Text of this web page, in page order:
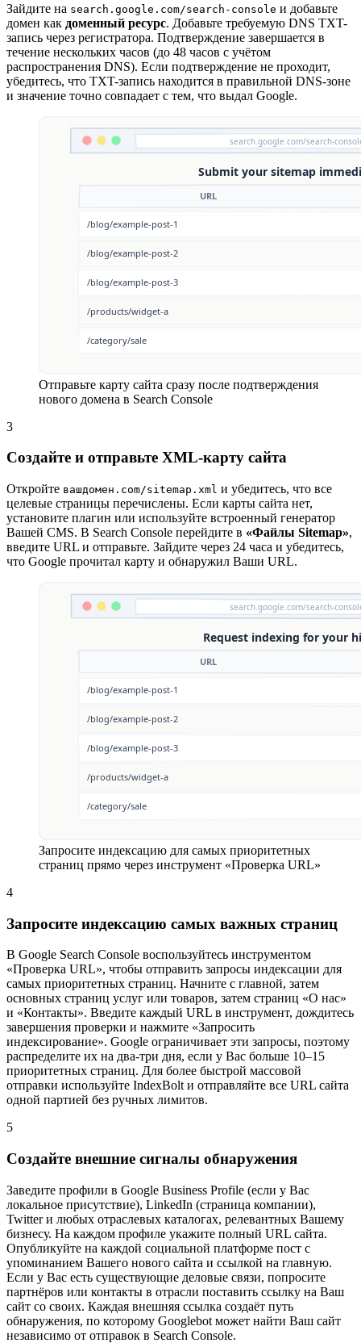
Зайдите на search.google.com/search-console и добавьте
домен как доменный ресурс. Добавьте требуемую DNS TXT-
запись через регистратора. Подтверждение завершается в
течение нескольких часов (до 48 часов с учётом
распространения DNS). Если подтверждение не проходит,
убедитесь, что TXT-запись находится в правильной DNS-зоне
и значение точно совпадает с тем, что выдал Google.
Отправьте карту сайта сразу после подтверждения
нового домена в Search Console
3
Создайте и отправьте XML-карту сайта
Откройте вашдомен.com/sitemap.xml и убедитесь, что все
целевые страницы перечислены. Если карты сайта нет,
установите плагин или используйте встроенный генератор
Вашей CMS. В Search Console перейдите в «Файлы Sitemap»,
введите URL и отправьте. Зайдите через 24 часа и убедитесь,
что Google прочитал карту и обнаружил Ваши URL.
Запросите индексацию для самых приоритетных
страниц прямо через инструмент «Проверка URL»
4
Запросите индексацию самых важных страниц
В Google Search Console воспользуйтесь инструментом
«Проверка URL», чтобы отправить запросы индексации для
самых приоритетных страниц. Начните с главной, затем
основных страниц услуг или товаров, затем страниц «О нас»
и «Контакты». Введите каждый URL в инструмент, дождитесь
завершения проверки и нажмите «Запросить
индексирование». Google ограничивает эти запросы, поэтому
распределите их на два-три дня, если у Вас больше 10–15
приоритетных страниц. Для более быстрой массовой
отправки используйте IndexBolt и отправляйте все URL сайта
одной партией без ручных лимитов.
5
Создайте внешние сигналы обнаружения
Заведите профили в Google Business Profile (если у Вас
локальное присутствие), LinkedIn (страница компании),
Twitter и любых отраслевых каталогах, релевантных Вашему
бизнесу. На каждом профиле укажите полный URL сайта.
Опубликуйте на каждой социальной платформе пост с
упоминанием Вашего нового сайта и ссылкой на главную.
Если у Вас есть существующие деловые связи, попросите
партнёров или контакты в отрасли поставить ссылку на Ваш
сайт со своих. Каждая внешняя ссылка создаёт путь
обнаружения, по которому Googlebot может найти Ваш сайт
независимо от отправок в Search Console.